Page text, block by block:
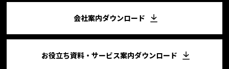
会社案内ダウンロード
お役立ち資料・サービス案内ダウンロード